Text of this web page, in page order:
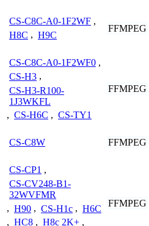
CS-C8C-A0-1F2WF ,
H8C , H9C
FFMPEG
CS-C8C-A0-1F2WF0 ,
CS-H3 ,
CS-H3-R100-
1J3WKFL
, CS-H6C , CS-TY1
FFMPEG
CS-C8W FFMPEG
CS-CP1 ,
CS-CV248-B1-
32WVFMR
, H90 , CS-H1c , H6C
, HC8 , H8c 2K+ ,
FFMPEG